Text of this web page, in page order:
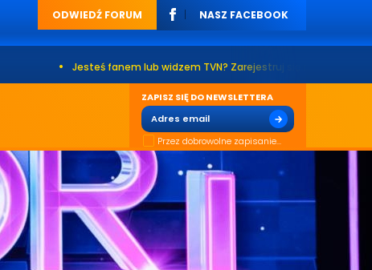
ODWIEDŹ FORUM NASZ FACEBOOK
Jesteś fanem lub widzem TVN? Zarejestruj się na naszym forum. Już
ZAPISZ SIĘ DO NEWSLETTERA
Przez dobrowolne zapisanie...